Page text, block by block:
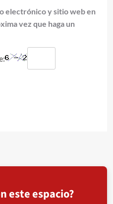
electrónico y sitio web en
vez que haga un
este espacio?